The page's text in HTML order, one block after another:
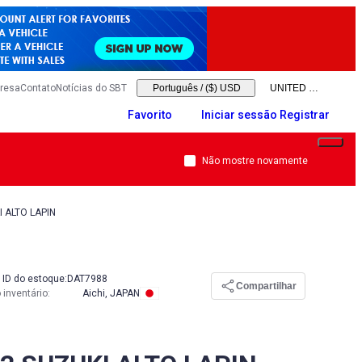
ContatoNotícias do SBT Português / ($) USD
Favorito Iniciar sessão Registrar
Não mostre novamente
LAPIN
ID do estoque: DAT7988
inventário: Aichi, JAPAN
Compartilhar